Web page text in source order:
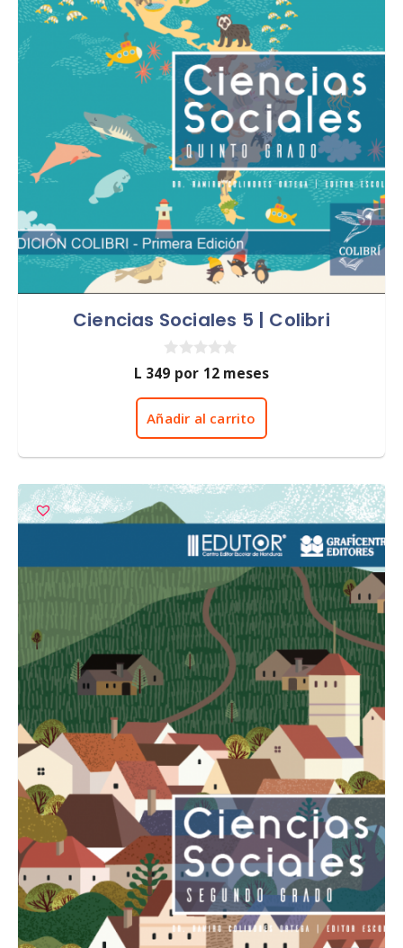
Ciencias Sociales 5 | Colibri
0
d
e
L 349 por 12 meses
Añadir al carrito